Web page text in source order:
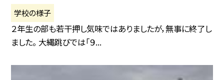
学校の様子
２年生の部も若干押し気味ではありましたが，無事に終了し
ました。 大縄跳びでは「９...